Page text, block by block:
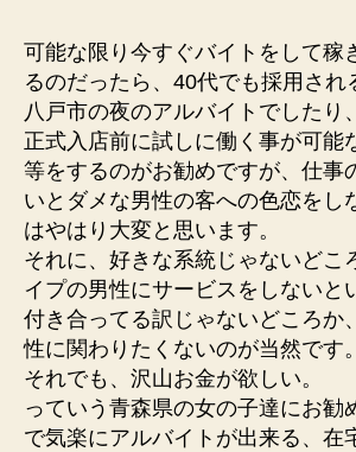
可能な限り今すぐバイトをして稼
るのだったら、40代でも採用され
八戸市の夜のアルバイトでしたり
正式入店前に試しに働く事が可能
等をするのがお勧めですが、仕事
いとダメな男性の客への色恋をし
はやはり大変と思います。
それに、好きな系統じゃないどこ
イプの男性にサービスをしないと
付き合ってる訳じゃないどころか
性に関わりたくないのが当然です。
それでも、沢山お金が欲しい。
っていう青森県の女の子達にお勧
で気楽にアルバイトが出来る、在